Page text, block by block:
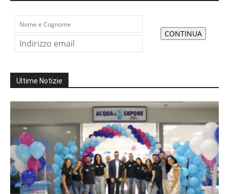
Ultime Notizie